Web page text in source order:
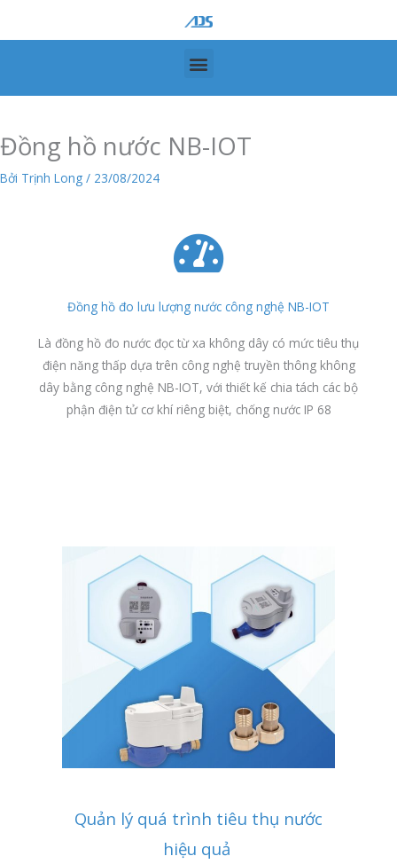
Menu
Đồng hồ nước NB-IOT
Bởi Trịnh Long / 23/08/2024
Đồng hồ đo lưu lượng nước công nghệ NB-IOT
Là đồng hồ đo nước đọc từ xa không dây có mức tiêu thụ
điện năng thấp dựa trên công nghệ truyền thông không
dây bằng công nghệ NB-IOT, với thiết kế chia tách các bộ
phận điện tử cơ khí riêng biệt, chống nước IP 68
Quản lý quá trình tiêu thụ nước
hiệu quả